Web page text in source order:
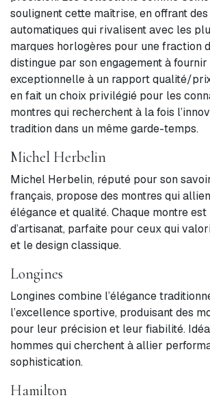
soulignent cette maîtrise, en offrant
automatiques qui rivalisent avec les
marques horlogères pour une fraction
distingue par son engagement à
exceptionnelle à un rapport qualité/
en fait un choix privilégié pour les
montres qui recherchent à la fois
tradition dans un même garde-temps.
Michel Herbelin
Michel Herbelin, réputé pour son
français, propose des montres qui
élégance et qualité. Chaque montre
d’artisanat, parfaite pour ceux qui
et le design classique.
Longines
Longines combine l’élégance
l’excellence sportive, produisant des
pour leur précision et leur fiabilité.
hommes qui cherchent à allier
sophistication.
Hamilton